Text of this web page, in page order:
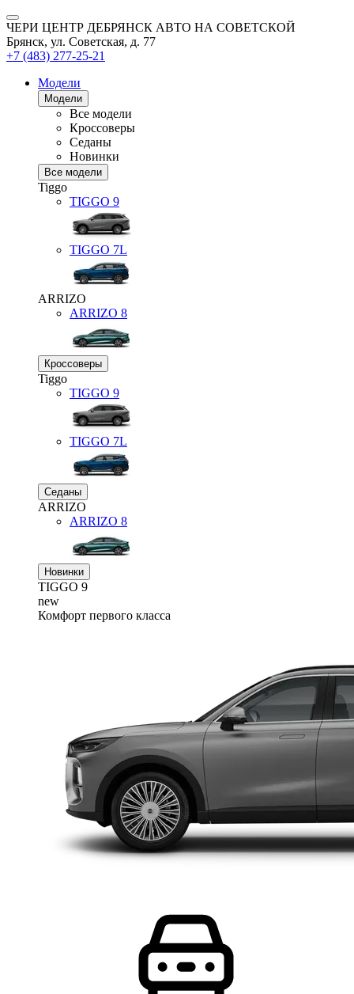
ЧЕРИ ЦЕНТР ДЕБРЯНСК АВТО НА СОВЕТСКОЙ
Брянск, ул. Советская, д. 77
+7 (483) 277-25-21
Модели
Модели
Все модели
Кроссоверы
Седаны
Новинки
Все модели
Tiggo
TIGGO 9
TIGGO 7L
ARRIZO
ARRIZO 8
Кроссоверы
Tiggo
TIGGO 9
TIGGO 7L
Седаны
ARRIZO
ARRIZO 8
Новинки
TIGGO 9
new
Комфорт первого класса